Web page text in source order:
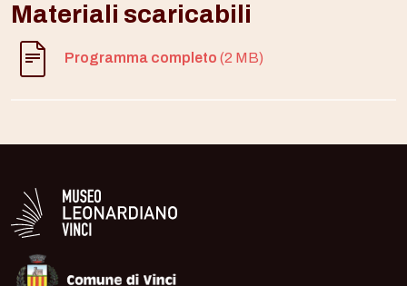
Materiali scaricabili
Programma completo (2 MB)